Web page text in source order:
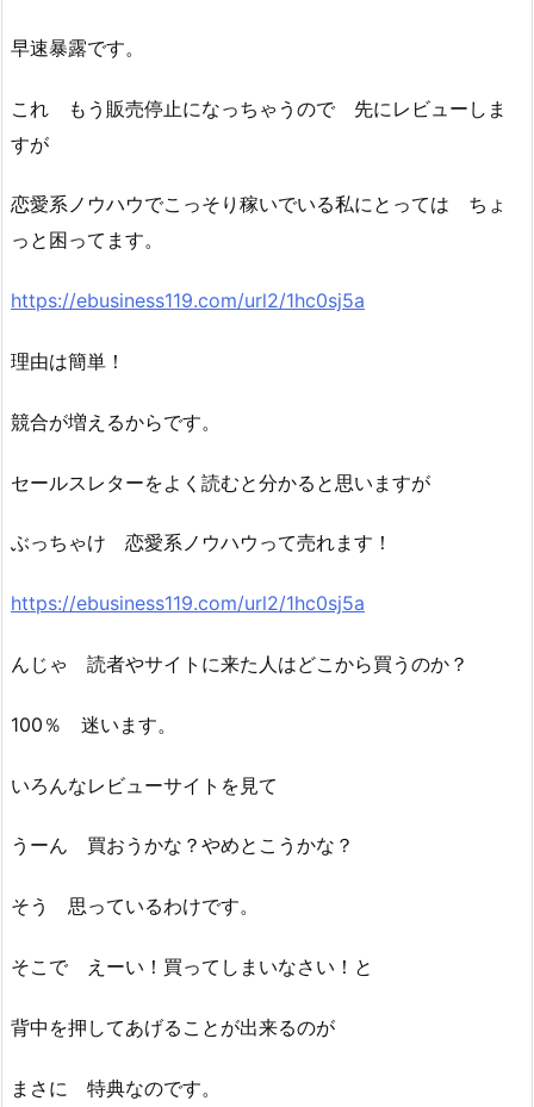
早速暴露です。
これ もう販売停止になっちゃうので 先にレビューしま
すが
恋愛系ノウハウでこっそり稼いでいる私にとっては ちょ
っと困ってます。
https://ebusiness119.com/url2/1hc0sj5a
理由は簡単！
競合が増えるからです。
セールスレターをよく読むと分かると思いますが
ぶっちゃけ 恋愛系ノウハウって売れます！
https://ebusiness119.com/url2/1hc0sj5a
んじゃ 読者やサイトに来た人はどこから買うのか？
100％ 迷います。
いろんなレビューサイトを見て
うーん 買おうかな？やめとこうかな？
そう 思っているわけです。
そこで えーい！買ってしまいなさい！と
背中を押してあげることが出来るのが
まさに 特典なのです。